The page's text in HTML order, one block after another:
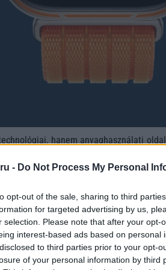
- Do Not Process My Personal
opt-out of the sale, sharing to third
for targeted advertising by us,
selection. Please note that after your opt-
interest-based ads based on personal
to third parties prior to your opt-
of your personal information by third
hanem anyaghasználati
kialakítást kapott, amely egyszerre
érkezik.
kibővítette az edzésfunkciókat is. Az
mód, amely rövid, gyors
interaktív pandás óralap vezeti végig,
edzések akár 30 másodpercesek is